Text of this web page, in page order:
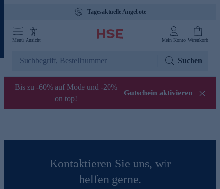
Tagesaktuelle Angebote
Menü Ansicht Mein Konto Warenkorb
Suchen
Bis zu -60% auf Mode und -20%
on top!
Gutschein aktivieren
Kontaktieren Sie uns, wir
helfen gerne.